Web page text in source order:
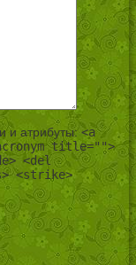
и атрибуты:<a
title="">
<del
<strike>